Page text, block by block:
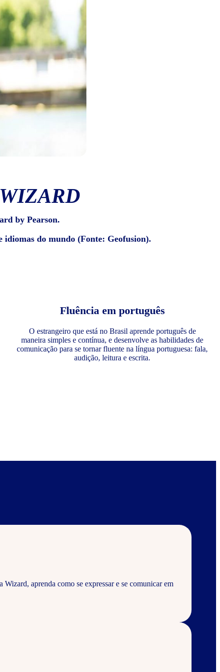
by Pearson.
idiomas do mundo (Fonte: Geofusion).
Fluência em português
O estrangeiro que está no Brasil aprende português de
maneira simples e contínua, e desenvolve as habilidades de
comunicação para se tornar fluente na língua portuguesa: fala,
audição, leitura e escrita.
Wizard, aprenda como se expressar e se comunicar em